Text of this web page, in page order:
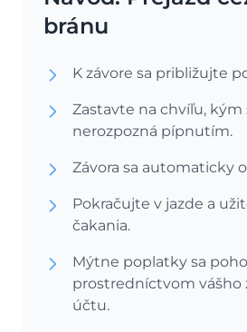
bránu
K závore sa približujte
Zastavte na chvíľu,
nerozpozná pípnutím.
Závora sa automaticky
Pokračujte v jazde a
čakania.
Mýtne poplatky sa
prostredníctvom vášho
účtu.